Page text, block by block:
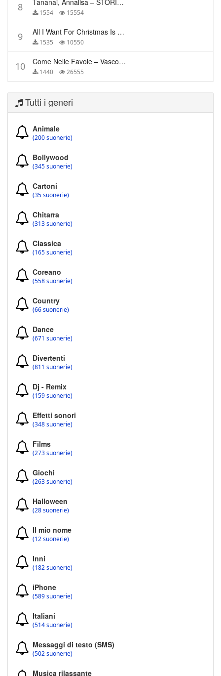
8 Tananai, Annalisa – STORIE BREVI
1554 15554
9 All I Want For Christmas Is You – Mariah Carey
1535 10550
10 Come Nelle Favole – Vasco Rossi
1440 26555
Tutti i generi
Animale
(200 suonerie)
Bollywood
(345 suonerie)
Cartoni
(35 suonerie)
Chitarra
(313 suonerie)
Classica
(165 suonerie)
Coreano
(558 suonerie)
Country
(66 suonerie)
Dance
(671 suonerie)
Divertenti
(811 suonerie)
Dj - Remix
(159 suonerie)
Effetti sonori
(348 suonerie)
Films
(273 suonerie)
Giochi
(263 suonerie)
Halloween
(28 suonerie)
Il mio nome
(12 suonerie)
Inni
(182 suonerie)
iPhone
(589 suonerie)
Italiani
(514 suonerie)
Messaggi di testo (SMS)
(502 suonerie)
Musica rilassante